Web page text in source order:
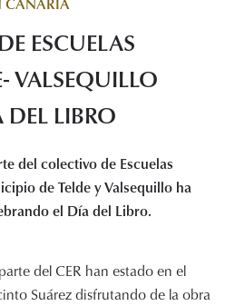
ESCUELAS
VALSEQUILLO
DEL LIBRO
del colectivo de Escuelas
de Telde y Valsequillo ha
el Día del Libro.
del CER han estado en el
Suárez disfrutando de la obra